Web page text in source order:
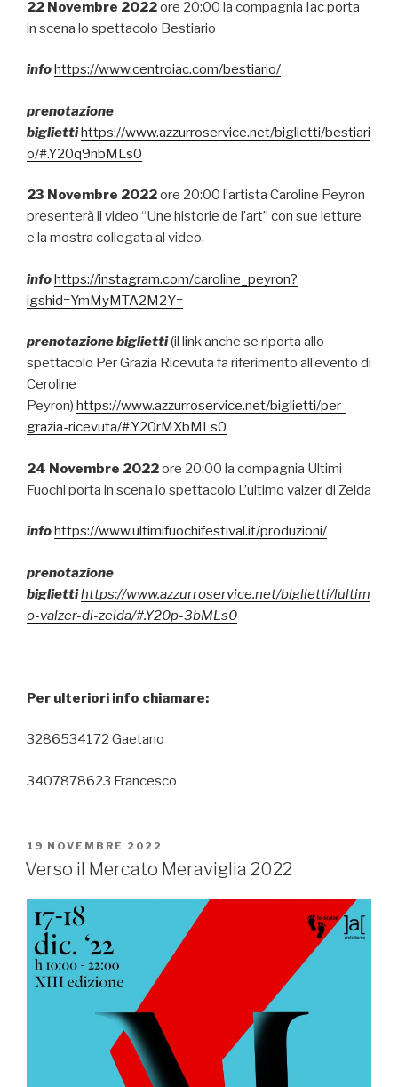
22 Novembre 2022ore 20:00 la compagnia Iac porta
in scena lo spettacolo Bestiario
infohttps://www.centroiac.com/bestiario/
prenotazione
bigliettihttps://www.azzurroservice.net/biglietti/bestiari
o/#.Y20q9nbMLs0
23 Novembre 2022ore 20:00 l’artista Caroline Peyron
presenterà il video “Une historie de l’art” con sue letture
e la mostra collegata al video.
infohttps://instagram.com/caroline_peyron?
igshid=YmMyMTA2M2Y=
prenotazione biglietti(il link anche se riporta allo
spettacolo Per Grazia Ricevuta fa riferimento all’evento di
Ceroline
Peyron) https://www.azzurroservice.net/biglietti/per-
grazia-ricevuta/#.Y20rMXbMLs0
24 Novembre 2022ore 20:00 la compagnia Ultimi
Fuochi porta in scena lo spettacolo L’ultimo valzer di Zelda
infohttps://www.ultimifuochifestival.it/produzioni/
prenotazione
bigliettihttps://www.azzurroservice.net/biglietti/lultim
o-valzer-di-zelda/#.Y20p-3bMLs0
Per ulteriori info chiamare:
3286534172 Gaetano
3407878623 Francesco
PUBBLICATO
IL
19 NOVEMBRE 2022
Verso il Mercato Meraviglia 2022